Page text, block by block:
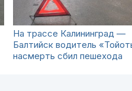
На трассе Калининград —
Балтийск водитель
насмерть сбил пешехода